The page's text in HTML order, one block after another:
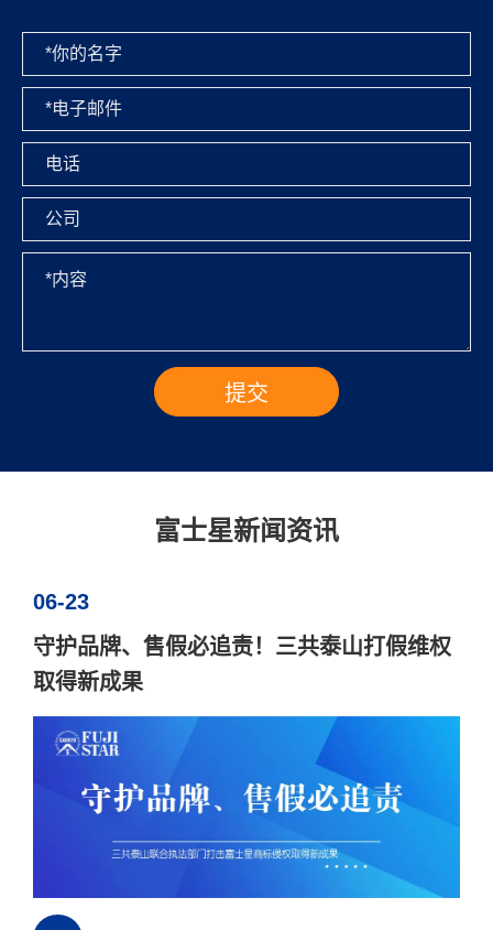
富士星新闻资讯
06-23
守护品牌、售假必追责！三共泰山打假维权
取得新成果